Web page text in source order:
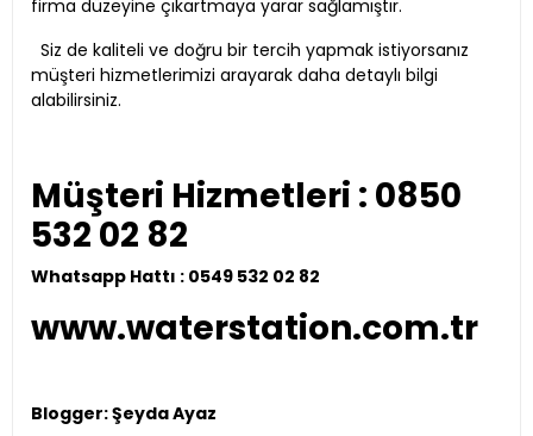
firma düzeyine çıkartmaya yarar sağlamıştır.
Siz de kaliteli ve doğru bir tercih yapmak istiyorsanız
müşteri hizmetlerimizi arayarak daha detaylı bilgi
alabilirsiniz.
Müşteri Hizmetleri : 0850
532 02 82
Whatsapp Hattı : 0549 532 02 82
www.waterstation.com.tr
Blogger: Şeyda Ayaz